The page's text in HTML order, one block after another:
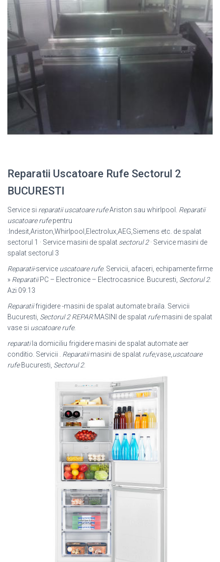
Reparatii Uscatoare Rufe Sectorul 2
BUCURESTI
Service si reparatii uscatoare rufeAriston sau whirlpool. Reparatii
uscatoare rufepentru
:Indesit,Ariston,Whirlpool,Electrolux,AEG,Siemens etc. de spalat
sectorul 1 · Service masini de spalat sectorul 2· Service masini de
spalat sectorul 3
Reparatii-service uscatoare rufe. Servicii, afaceri, echipamente firme
» ReparatiiPC – Electronice – Electrocasnice. Bucuresti, Sectorul 2.
Azi 09:13
Reparatiifrigidere -masini de spalat automate braila. Servicii
Bucuresti, Sectorul 2 REPARMASINI de spalat rufemasini de spalat
vase si uscatoare rufe.
reparatila domiciliu frigidere masini de spalat automate aer
conditio. Servicii . Reparatiimasini de spalat rufe,vase, uscatoare
rufeBucuresti, Sectorul 2.